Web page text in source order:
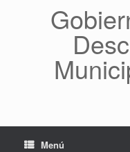
Menú